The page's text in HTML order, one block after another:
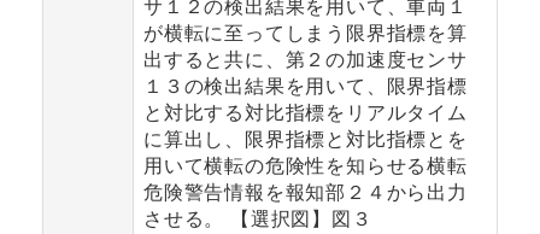
サ１２の検出結果を用いて、車両１
が横転に至ってしまう限界指標を算
出すると共に、第２の加速度センサ
１３の検出結果を用いて、限界指標
と対比する対比指標をリアルタイム
に算出し、限界指標と対比指標とを
用いて横転の危険性を知らせる横転
危険警告情報を報知部２４から出力
させる。 【選択図】図３